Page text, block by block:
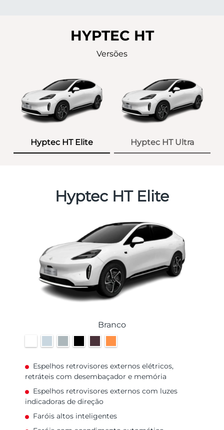
HYPTEC HT
Versões
Hyptec HT Elite Hyptec HT Ultra
Hyptec HT Elite
Branco
Espelhos retrovisores externos elétricos,
retráteis com desembaçador e memória
Espelhos retrovisores externos com luzes
indicadoras de direção
Faróis altos inteligentes